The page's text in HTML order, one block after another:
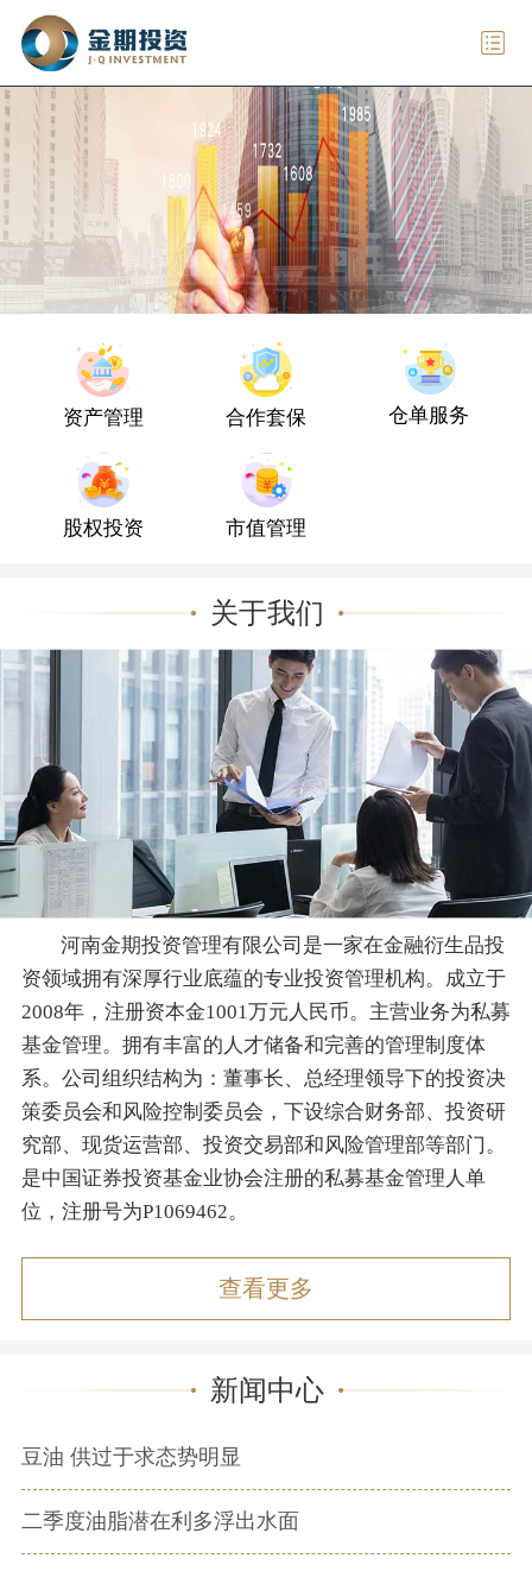
资产管理 合作套保 仓单服务
股权投资 市值管理
关于我们
河南金期投资管理有限公司是一家在金融衍生品投
资领域拥有深厚行业底蕴的专业投资管理机构。成立于
2008年，注册资本金1001万元人民币。主营业务为私募
基金管理。拥有丰富的人才储备和完善的管理制度体
系。公司组织结构为：董事长、总经理领导下的投资决
策委员会和风险控制委员会，下设综合财务部、投资研
究部、现货运营部、投资交易部和风险管理部等部门。
是中国证券投资基金业协会注册的私募基金管理人单
位，注册号为P1069462。
查看更多
新闻中心
豆油 供过于求态势明显
二季度油脂潜在利多浮出水面